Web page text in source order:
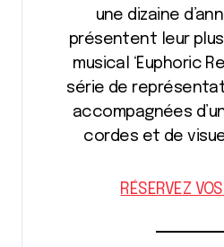
une dizaine
présentent leur
musical ‘Euphoric
série de
accompagnées
cordes et de
RÉSERVEZ